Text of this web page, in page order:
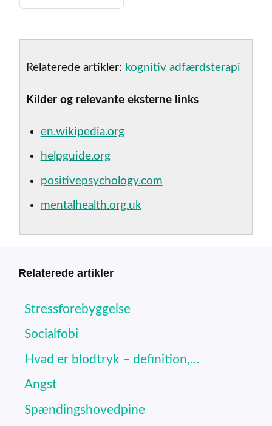
Relaterede artikler: kognitiv adfærdsterapi
Kilder og relevante eksterne links
en.wikipedia.org
helpguide.org
positivepsychology.com
mentalhealth.org.uk
Relaterede artikler
Stressforebyggelse
Socialfobi
Hvad er blodtryk – definition,…
Angst
Spændingshovedpine